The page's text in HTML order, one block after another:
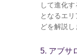
して進化
となるエ
どを解説し
5. アブサ